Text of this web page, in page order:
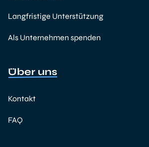
Langfristige Unterstützung
Als Unternehmen spenden
Über uns
Kontakt
FAQ